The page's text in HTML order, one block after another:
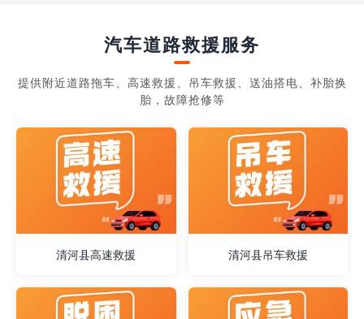
汽车道路救援服务
提供附近道路拖车、高速救援、吊车救援、送油搭电、补胎换
胎，故障抢修等
清河县高速救援 清河县吊车救援